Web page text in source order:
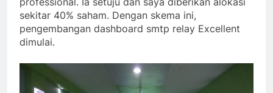
sekitar 40% saham. Dengan skema ini,
pengembangan dashboard smtp relay Excellent
dimulai.